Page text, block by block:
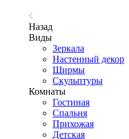
Назад
Виды
Зеркала
Настенный декор
Ширмы
Скульптуры
Комнаты
Гостиная
Спальня
Прихожая
Детская